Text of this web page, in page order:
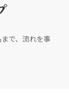
で、流れを事